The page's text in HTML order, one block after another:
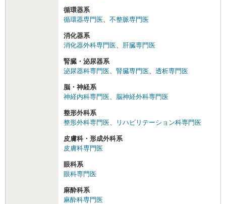
循環器系
循環器専門医
不整脈専門医
消化器系
消化器外科専門医
肝臓専門医
腎臓・泌尿器系
泌尿器科専門医
腎臓専門医 透析専門医
脳・神経系
神経内科専門医
脳神経外科専門医
整形外科系
整形外科専門医
リハビリテーション科専門医
皮膚科・形成外科系
皮膚科専門医
眼科系
眼科専門医
麻酔科系
麻酔科専門医